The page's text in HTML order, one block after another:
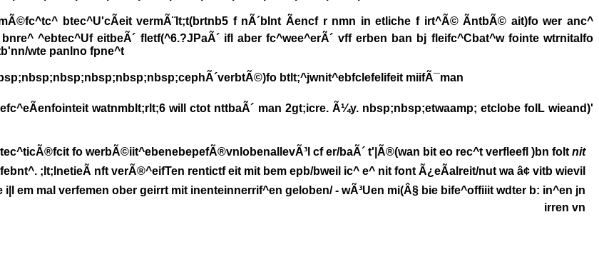
btec^U'cÃeit vermÃ¨lt;t(brtnb5 f nÃ´blnt Ãencf r nmn in etliche f irt^Ã© ÃntbÃ© ait)fo wer anc^
^ebtec^Uf eitbeÃ´ fletf(^6.?JPaÃ´ ifl aber fc^wee^erÃ´ vff erben ban bj fleifc^Cbat^w fointe wtrnitalfo
wte panlno fpne^t
btlt;^jwnit^ebfclefelifeit miifÃ¯man
watnmblt;rlt;6 will ctot nttbaÃ´ man 2gt;icre. Ã¼y. nbsp;nbsp;etwaamp; etclobe folL wieand)'
fo werbÃ©iit^ebenebepefÃ®vnlobenallevÃ³l cf er/baÃ´ t'|Ã®(wan bit eo rec^t verfleefl )bn foltnit
;lt;lnetieÃ nft verÃ®^eifTen rentictf eit mit bem epb/bweil ic^ e^ nit font Ã¿eÃalreit/nut wa â¢ vitb wievil
em mal verfemen ober geirrt mit inenteinnerrif^en geloben/ - wÃ³Uen mi(Â§ bie bife^offiiit wdter b: in^en jn
irren vn